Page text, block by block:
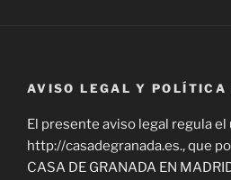
AVISO LEGAL Y POLÍTICA
El presente aviso legal regula
http://casadegranada.es., que
CASA DE GRANADA EN